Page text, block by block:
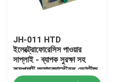
JH-011 HTD
ইলেক্ট্রোফোরেসিস পাওয়ার
সাপ্লাই - ব্যাপক সুরক্ষা সহ
কমপ্যাক্ট অ্যাডজাস্টেবল ভোল্টেজ
কারেন্ট